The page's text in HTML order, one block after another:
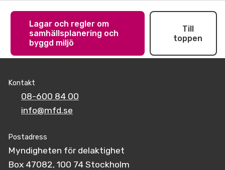
Lagar och regler om
samhällsplanering och
byggd miljö
Till
toppen
Kontakt
08-600 84 00
info@mfd.se
Postadress
Myndigheten för delaktighet
Box 47082, 100 74 Stockholm